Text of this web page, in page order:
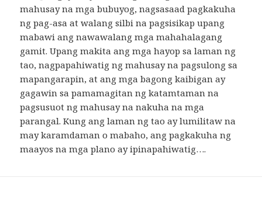
mahusay na mga bubuyog, nagsasaad pagkakuha
ng pag-asa at walang silbi na pagsisikap upang
mabawi ang nawawalang mga mahahalagang
gamit. Upang makita ang mga hayop sa laman ng
tao, nagpapahiwatig ng mahusay na pagsulong sa
mapangarapin, at ang mga bagong kaibigan ay
gagawin sa pamamagitan ng katamtaman na
pagsusuot ng mahusay na nakuha na mga
parangal. Kung ang laman ng tao ay lumilitaw na
may karamdaman o mabaho, ang pagkakuha ng
maayos na mga plano ay ipinapahiwatig….